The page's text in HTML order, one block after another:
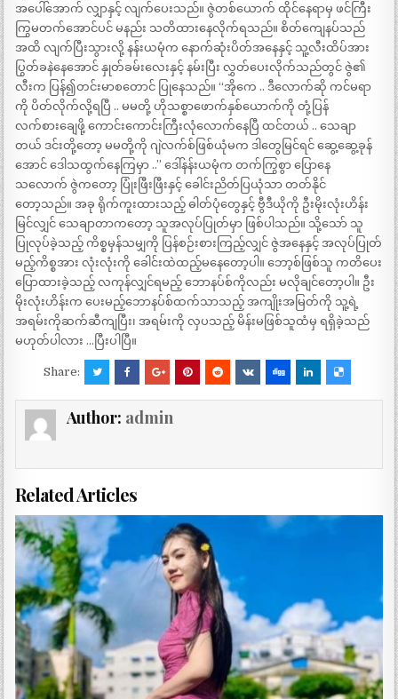
အပေါ်အောက် လျှာနှင့် လျက်ပေးသည်။ ဇွဲတစ်ယောက် ထိုင်နေရာမှ ဖင်ကြီး
ကြွမတက်အောင်ပင် မနည်း သတိထားနေလိုက်ရသည်။ စိတ်ကျေနပ်သည်
အထိ လျက်ပြီးသွားလို့ နန်းယမုံက နောက်ဆုံးပိတ်အနေနှင့် သူ့လီးထိပ်အား
ပြွတ်ခနဲနေအောင် နှုတ်ခမ်းလေးနှင့် နမ်းပြီး လွှတ်ပေးလိုက်သည်တွင် ဇွဲ၏
လီးက ပြန်၍တင်းမာစတောင် ပြုနေသည်။ “အိုကေ .. ဒီလောက်ဆို ကင်မရာ
ကို ပိတ်လိုက်လို့ရပြီ .. မမတို့ ဟိုသစ္စာဖောက်နှစ်ယောက်ကို တုံ့ပြန်
လက်စားချေဖို့ ကောင်းကောင်းကြီးလုံလောက်နေပြီ ထင်တယ် .. သေချာ
တယ် ဒင်းတို့တော့ မမတို့ကို ဂျဲလက်စ်ဖြစ်ယုံမက ဒါတွေမြင်ရင် ဆွေ့ဆွေ့ခုန်
အောင် ဒေါသထွက်နေကြမှာ ..” ဒေါ်နန်းယမုံက တက်ကြွစွာ ပြောနေ
သလောက် ဇွဲကတော့ ပြုံးဖြီးဖြီးနှင့် ခေါင်းညိတ်ပြယုံသာ တတ်နိုင်
တော့သည်။ အခု ရိုက်ကူးထားသည့် ဓါတ်ပုံတွေနှင့် ဗွီဒီယိုကို ဦးမိုးလုံးဟိန်း
မြင်လျှင် သေချာတာကတော့ သူအလုပ်ပြုတ်မှာ ဖြစ်ပါသည်။ သို့သော် သူ
ပြုလုပ်ခဲ့သည့် ကိစ္စမှန်သမျှကို ပြန်စဉ်းစားကြည့်လျှင် ဇွဲအနေနှင့် အလုပ်ပြုတ်
မည့်ကိစ္စအား လုံးလုံးကို ခေါင်းထဲထည့်မနေတော့ပါ။ ဘော့စ်ဖြစ်သူ ကတိပေး
ပြောထားခဲ့သည့် လကုန်လျှင်ရမည့် ဘောနပ်စ်ကိုလည်း မလိုချင်တော့ပါ။ ဦး
မိုးလုံးဟိန်းက ပေးမည့်ဘောနပ်စ်ထက်သာသည့် အကျိုးအမြတ်ကို သူ့ရဲ့
အရမ်းကိုဆက်ဆီကျပြီး၊ အရမ်းကို လှပသည့် မိန်းမဖြစ်သူထံမှ ရရှိခဲ့သည်
မဟုတ်ပါလား …ပြီးပါပြီ။
Share:
Author: admin
Related Articles